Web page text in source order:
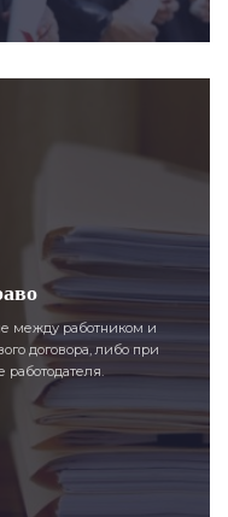
между работником и
договора, либо при
работодателя.